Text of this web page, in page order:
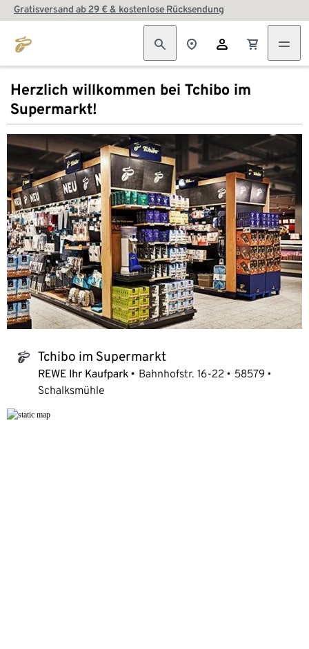
Gratisversand ab 29 € & kostenlose Rücksendung
Herzlich willkommen bei Tchibo im
Supermarkt!
tchibo_logo Tchibo im Supermarkt
REWE Ihr Kaufpark Bahnhofstr. 16-22
58579
Schalksmühle